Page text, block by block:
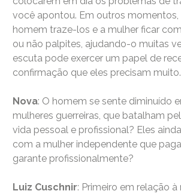
você apontou. Em outros
homem traze-los e a mulher ficar
ou não palpites, ajudando-o muitas
escuta pode exercer um papel de
confirmação que eles precisam muito.
Nova: O homem se sente diminuído
mulheres guerreiras, que batalham
vida pessoal e profissional? Eles
com a mulher independente que
garante profissionalmente?
Luiz Cuschnir: Primeiro em relação